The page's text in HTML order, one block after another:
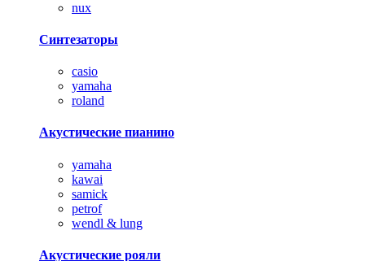
nux
Синтезаторы
casio
yamaha
roland
Акустические пианино
yamaha
kawai
samick
petrof
wendl & lung
Акустические рояли